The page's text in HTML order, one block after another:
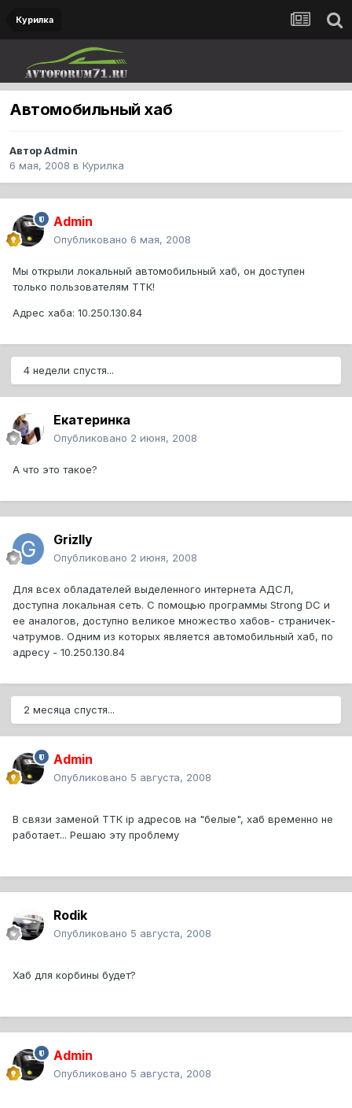
Курилка
Автомобильный хаб
АвторAdmin
6 мая, 2008 в Курилка
Admin
Опубликовано 6 мая, 2008
Мы открыли локальный автомобильный хаб, он доступен
только пользователям ТТК!
Адрес хаба: 10.250.130.84
4 недели спустя...
Екатеринка
Опубликовано 2 июня, 2008
А что это такое?
Grizlly
Опубликовано 2 июня, 2008
Для всех обладателей выделенного интернета АДСЛ,
доступна локальная сеть. С помощью программы Strong DC и
ее аналогов, доступно великое множество хабов- страничек-
чатрумов. Одним из которых является автомобильный хаб, по
адресу - 10.250.130.84
2 месяца спустя...
Admin
Опубликовано 5 августа, 2008
В связи заменой ТТК ip адресов на "белые", хаб временно не
работает... Решаю эту проблему
Rodik
Опубликовано 5 августа, 2008
Хаб для корбины будет?
Admin
Опубликовано 5 августа, 2008